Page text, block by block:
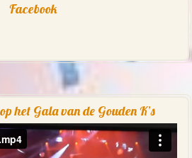
Facebook
het Gala van de Gouden K’s